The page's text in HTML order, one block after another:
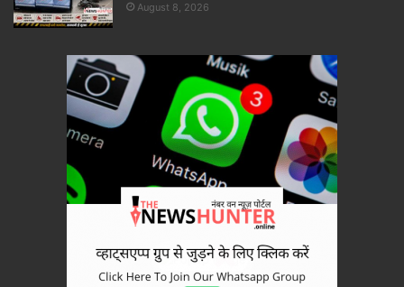
×
August 8, 2026